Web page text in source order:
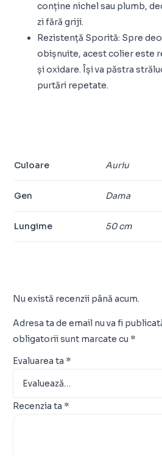
conține nichel sau plumb,
zi fără griji.
Rezistență Sporită: Spre
obișnuite, acest colier este
și oxidare. Își va păstra
purtări repetate.
Culoare Auriu
Gen Dama
Lungime 50 cm
Nu există recenzii până acum.
Adresa ta de email nu va fi
obligatorii sunt marcate cu *
Evaluarea ta *
Recenzia ta *